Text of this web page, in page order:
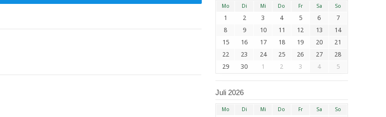
Mo Di Mi Do Fr Sa So
1 2 3 4 5 6
7
8
9 10 11 12 13
14
15
16 17 18 19 20
21
22
23 24 25 26 27
28
29
30 1 2 3 4 5
Juli 2026
Mo Di Mi Do Fr Sa So